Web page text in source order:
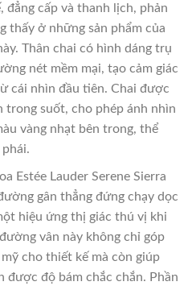
cấp và thanh lịch, phản
thấy ở những sản phẩm của
Thân chai có hình dáng trụ
nét mềm mại, tạo cảm giác
cái nhìn đầu tiên. Chai được
trong suốt, cho phép ánh nhìn
vàng nhạt bên trong, thể
Estée Lauder Serene Sierra
gân thẳng đứng chạy dọc
hiệu ứng thị giác thú vị khi
vân này không chỉ góp
cho thiết kế mà còn giúp
được độ bám chắc chắn. Phần